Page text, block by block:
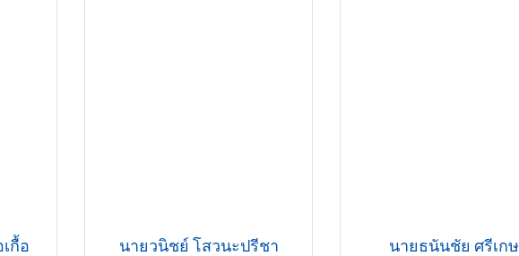
กื้อ นายวนิชย์ โสวนะปรีชา นายธนันชัย ศรีเกษ